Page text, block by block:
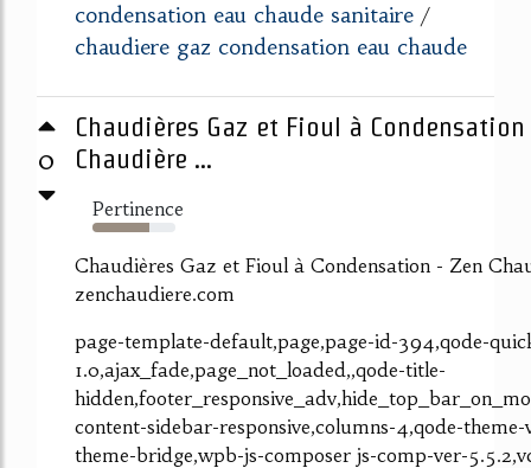
condensation eau chaude sanitaire /
chaudiere gaz condensation eau chaude
0
Chaudières Gaz et Fioul à
Chaudière ...
Pertinence
68%
Chaudières Gaz et Fioul à Condensation - Zen
zenchaudiere.com
page-template-default,page,page-id-394,qode-
1.0,ajax_fade,page_not_loaded,,qode-title-
content-sidebar-responsive,columns-4,qode-
theme-bridge,wpb-js-composer js-comp-ver-